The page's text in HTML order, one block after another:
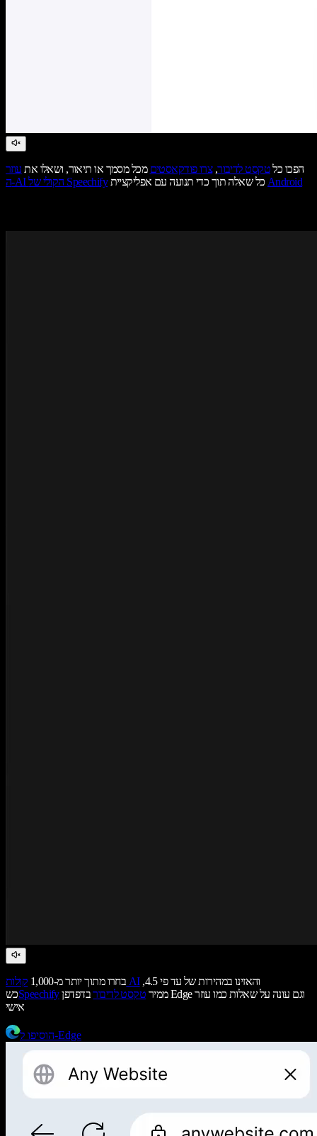
הפכו כלטקסט לדיבור,צרו פודקאסטים מכל מסמך או תיאור, ושאלו את עוזר
ה-AI הקולי של Speechify
כל שאלה תוך כדי תנועה עם אפליקצייתAndroid
בחרו מתוך יותר מ-1,000 קולות AIוהאזינו במהירות של עד פי 4.5,
כשSpeechify ממיר טקסט לדיבורבדפדפן Edge וגם עונה על שאלות כמו עוזר
אישי
הוסיפו ל-Edge